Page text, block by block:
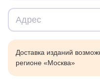
Доставка изданий
регионе «Москва»